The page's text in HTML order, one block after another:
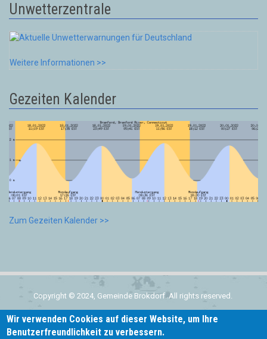
Unwetterzentrale
Weitere Informationen >>
Gezeiten Kalender
Zum Gezeiten Kalender >>
Copyright © 2024, Gemeinde Brokdorf. All rights reserved.
Home
Wir verwenden Cookies auf dieser Website, um Ihre
Benutzerfreundlichkeit zu verbessern.